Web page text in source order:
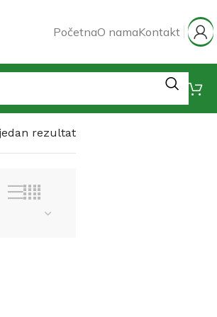
PočetnaO namaKontakt
rezultat